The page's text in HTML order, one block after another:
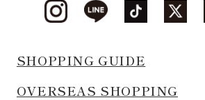
SHOPPING GUIDE
OVERSEAS SHOPPING